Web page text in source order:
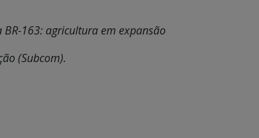
163: agricultura em expansão
(Subcom).